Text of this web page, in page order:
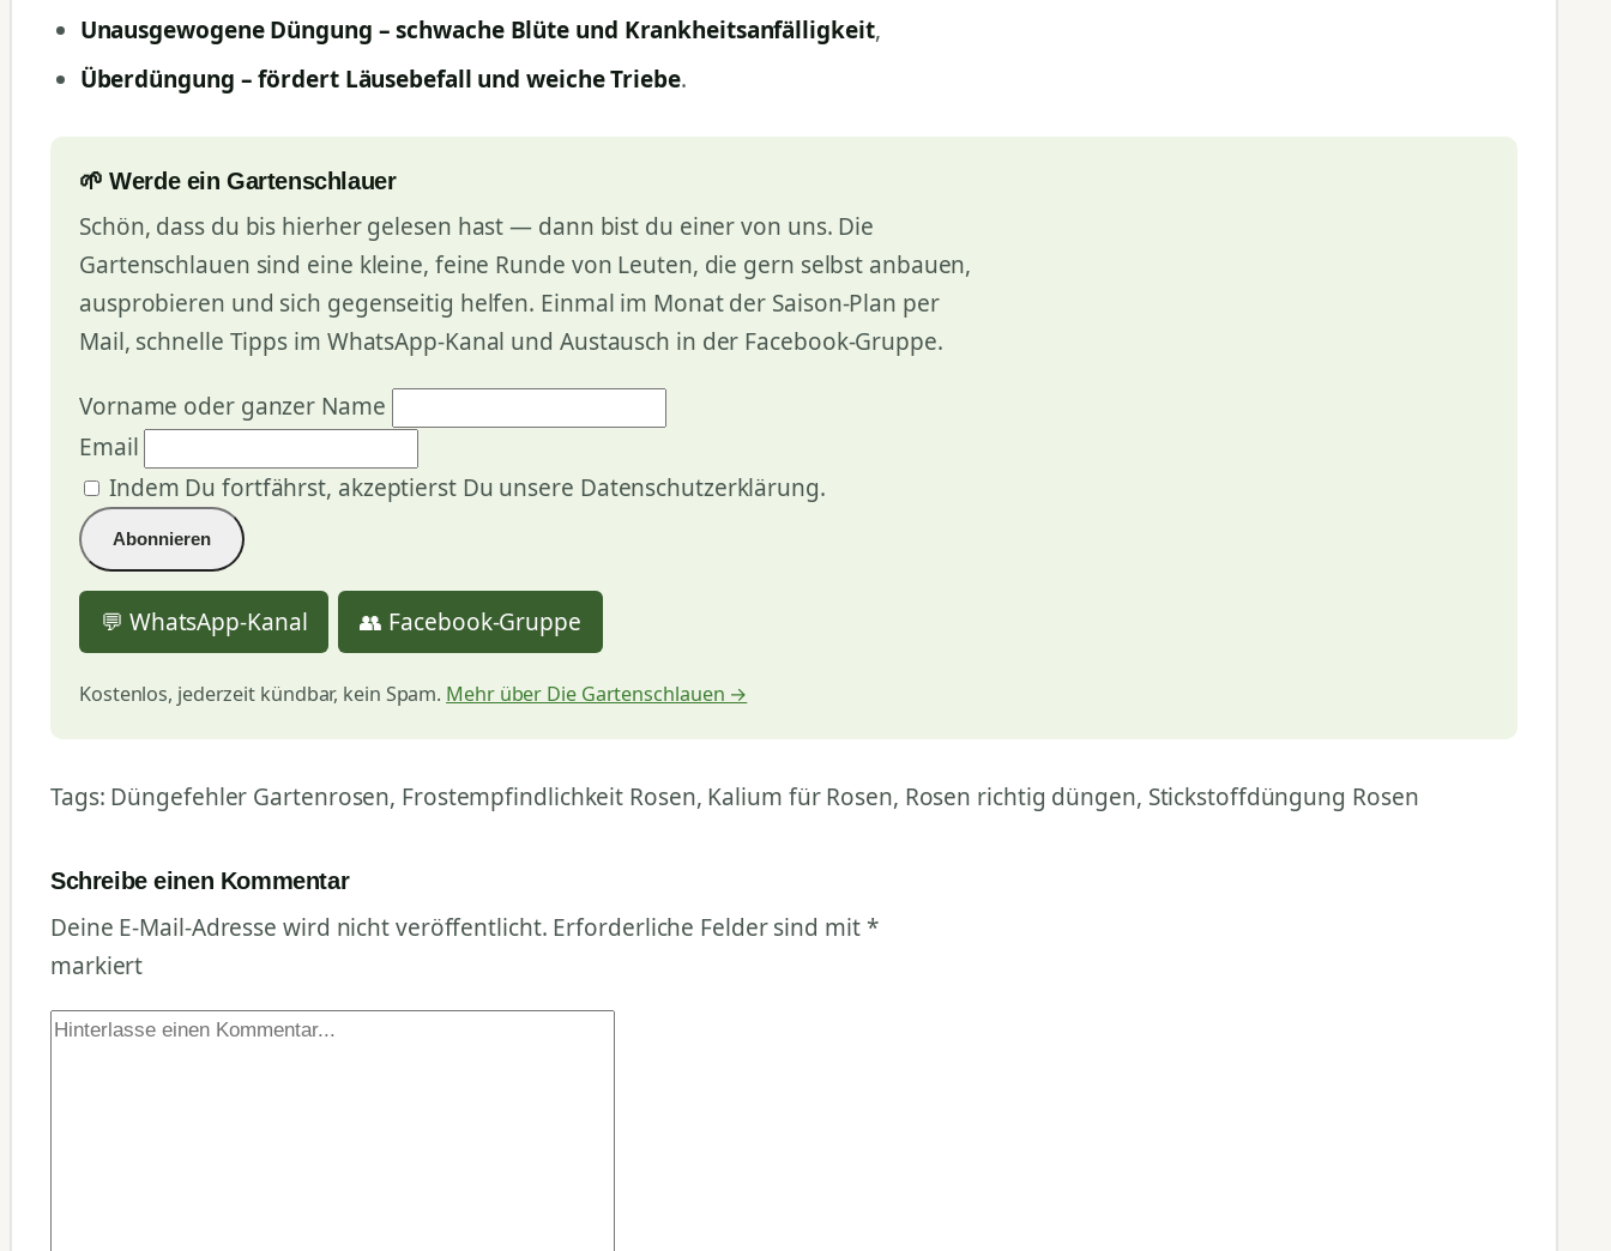
Unausgewogene Düngung – schwache Blüte und Krankheitsanfälligkeit,
Überdüngung – fördert Läusebefall und weiche Triebe.
🌱 Werde ein Gartenschlauer
Schön, dass du bis hierher gelesen hast — dann bist du einer von uns. Die
Gartenschlauen sind eine kleine, feine Runde von Leuten, die gern selbst anbauen,
ausprobieren und sich gegenseitig helfen. Einmal im Monat der Saison-Plan per
Mail, schnelle Tipps im WhatsApp-Kanal und Austausch in der Facebook-Gruppe.
Vorname oder ganzer Name
Email
Indem Du fortfährst, akzeptierst Du unsere Datenschutzerklärung.
💬 WhatsApp-Kanal 👥 Facebook-Gruppe
Kostenlos, jederzeit kündbar, kein Spam. Mehr über Die Gartenschlauen →
Tags: Düngefehler Gartenrosen, Frostempfindlichkeit Rosen, Kalium für Rosen, Rosen richtig düngen, Stickstoffdüngung Rosen
Schreibe einen Kommentar
Deine E-Mail-Adresse wird nicht veröffentlicht. Erforderliche Felder sind mit *
markiert